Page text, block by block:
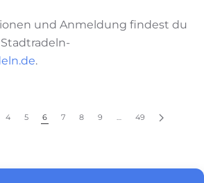
und Anmeldung findest du
.
4 5 6 7 8 9 49